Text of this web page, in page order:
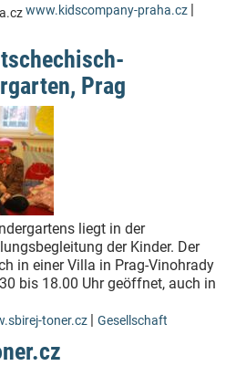
www.kidscompany-praha.cz |
Prag
liegt in der
der Kinder. Der
in einer Villa in Prag-Vinohrady
bis 18.00 Uhr geöffnet, auch in
toner.cz | Gesellschaft